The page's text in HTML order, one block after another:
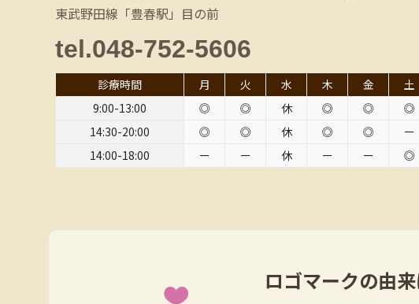
東武野田線「豊春駅」目の前
tel.048-752-5606
診療時間 月 火 水 木 金 土
9:00-13:00
◎ ◎ 休 ◎ ◎ ◎
14:30-20:00
◎ ◎ 休 ◎ ◎ ー
14:00-18:00
ー ー 休 ー ー ◎
ロゴマークの由